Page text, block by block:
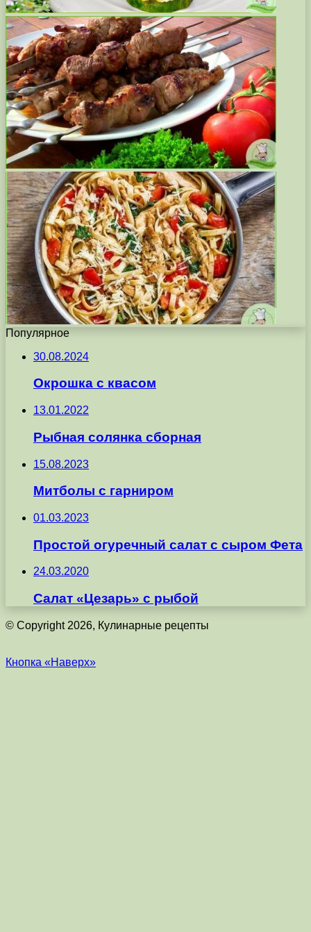
Популярное
30.08.2024
Окрошка с квасом
13.01.2022
Рыбная солянка сборная
15.08.2023
Митболы с гарниром
01.03.2023
Простой огуречный салат с сыром Фета
24.03.2020
Салат «Цезарь» с рыбой
© Copyright 2026, Кулинарные рецепты
Кнопка «Наверх»